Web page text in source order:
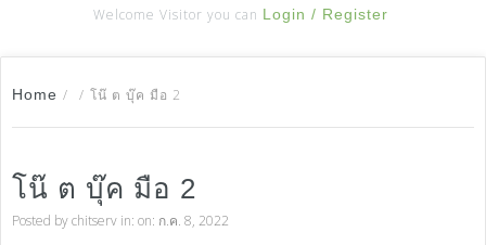
Welcome Visitor you can Login / Register
Home / / โน๊ ต บุ๊ค มือ 2
โน๊ ต บุ๊ค มือ 2
Posted bychitserv in: on: ก.ค. 8, 2022